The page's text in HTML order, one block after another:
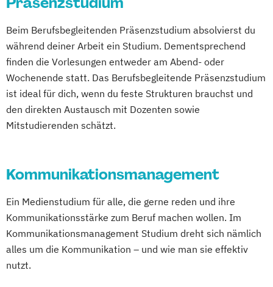
Beim Berufsbegleitenden Präsenzstudium absolvierst du
während deiner Arbeit ein Studium. Dementsprechend
finden die Vorlesungen entweder am Abend- oder
Wochenende statt. Das Berufsbegleitende Präsenzstudium
ist ideal für dich, wenn du feste Strukturen brauchst und
den direkten Austausch mit Dozenten sowie
Mitstudierenden schätzt.
Kommunikationsmanagement
Ein Medienstudium für alle, die gerne reden und ihre
Kommunikationsstärke zum Beruf machen wollen. Im
Kommunikationsmanagement Studium dreht sich nämlich
alles um die Kommunikation – und wie man sie effektiv
nutzt.